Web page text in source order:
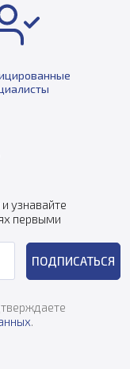
узнавайте
первыми
ПОДПИСАТЬСЯ
.